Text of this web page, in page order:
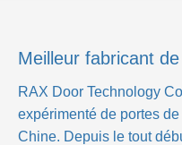
Meilleur fabricant
RAX Door Technology
expérimenté de portes
Chine. Depuis le tout